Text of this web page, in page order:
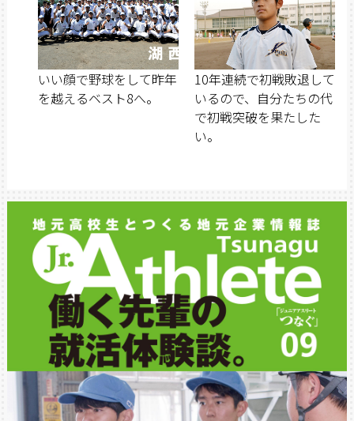
いい顔で野球をして昨年
を越えるベスト8へ。
10年連続で初戦敗退して
いるので、自分たちの代
で初戦突破を果たした
い。